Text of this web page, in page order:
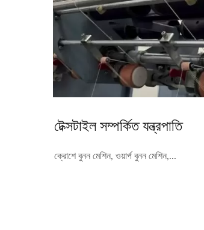
টেক্সটাইল সম্পর্কিত যন্ত্রপাতি
ক্রোশে বুনন মেশিন, ওয়ার্প বুনন মেশিন,...